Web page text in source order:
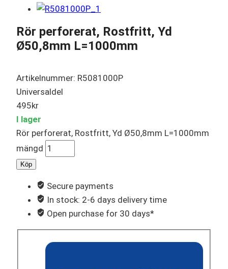
Rör perforerat, Rostfritt, Yd
Ø50,8mm L=1000mm
Artikelnummer: R5081000P
Universaldel
495kr
I lager
Rör perforerat, Rostfritt, Yd Ø50,8mm L=1000mm
mängd
Köp
Secure payments
In stock: 2-6 days delivery time
Open purchase for 30 days*